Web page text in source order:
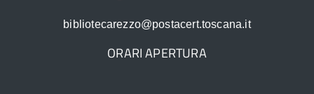
bibliotecarezzo@postacert.toscana.it
ORARI APERTURA